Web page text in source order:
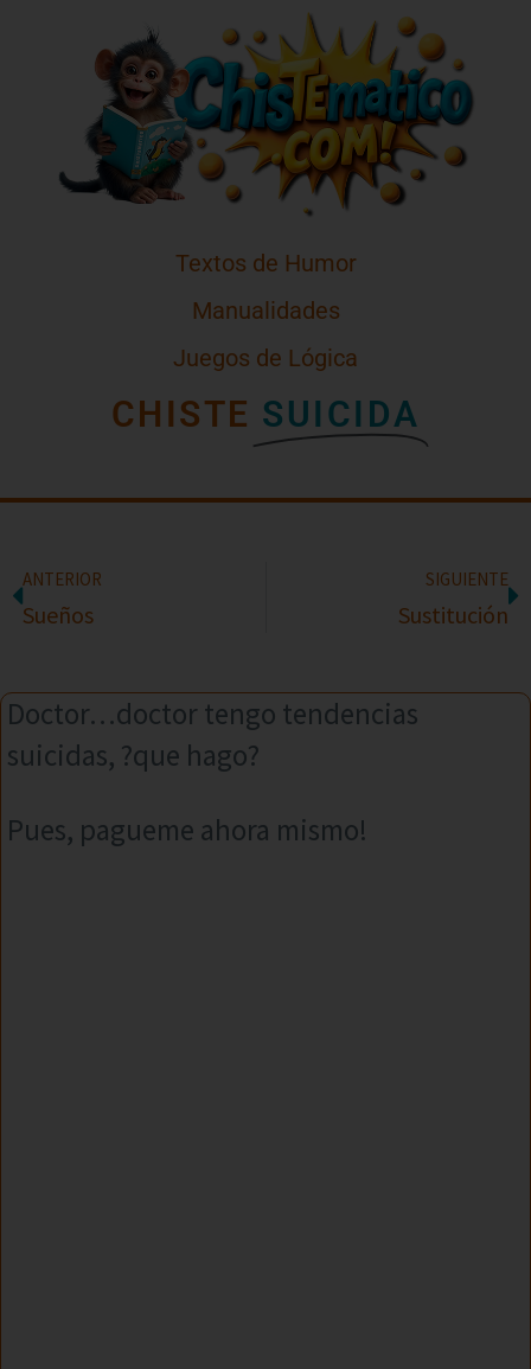
Textos de Humor
Manualidades
Juegos de Lógica
CHISTE SUICIDA
ANTERIOR
Sueños
SIGUIENTE
Sustitución
Doctor…doctor tengo tendencias
suicidas, ?que hago?
Pues, pagueme ahora mismo!